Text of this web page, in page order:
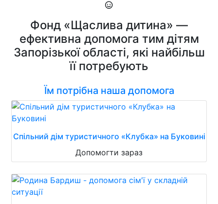
Фонд «Щаслива дитина» —
ефективна допомога тим дітям
Запорізької області, які найбільш
її потребують
Їм потрібна наша допомога
Спільний дім туристичного «Клубка» на Буковині
Допомогти зараз